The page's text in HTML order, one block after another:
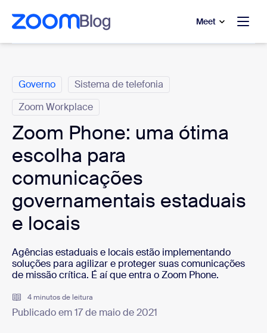
principal
chat de ajuda
Meet
Governo
Sistema de telefonia
Zoom Workplace
Zoom Phone: uma ótima
escolha para
comunicações
governamentais estaduais
e locais
Agências estaduais e locais estão implementando
soluções para agilizar e proteger suas comunicações
de missão crítica. É aí que entra o Zoom Phone.
4 minutos de leitura
Publicado em 17 de maio de 2021